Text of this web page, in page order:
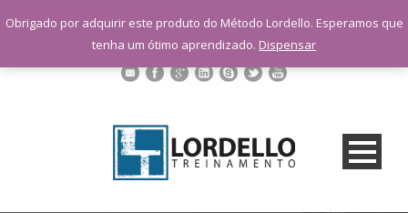
sac@lordellotreinamento.com.br
+55 11 9 1398-3091
Obrigado por adquirir este produto do Método Lordello. Esperamos que
tenha um ótimo aprendizado. Dispensar